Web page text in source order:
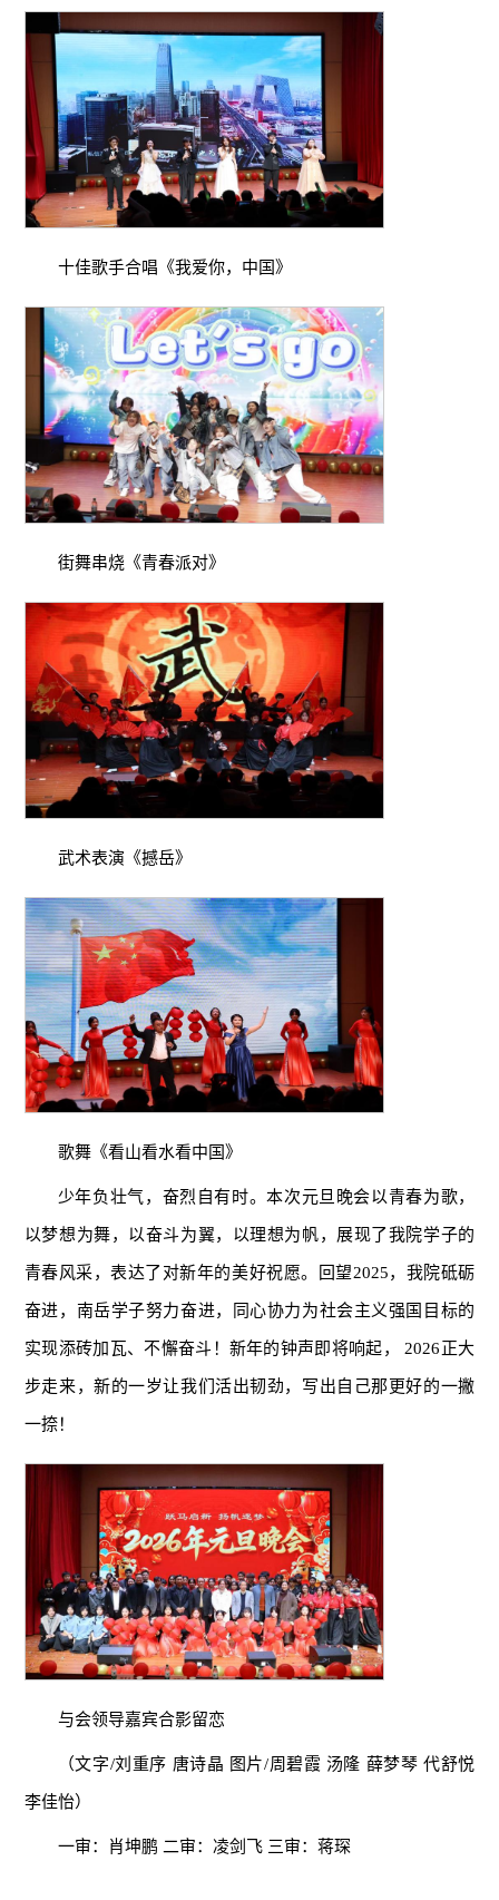
十佳歌手合唱《我爱你，中国》
街舞串烧《青春派对》
武术表演《撼岳》
歌舞《看山看水看中国》
少年负壮气，奋烈自有时。本次元旦晚会以青春为歌，
以梦想为舞，以奋斗为翼，以理想为帆，展现了我院学子的
青春风采，表达了对新年的美好祝愿。回望2025，我院砥砺
奋进，南岳学子努力奋进，同心协力为社会主义强国目标的
实现添砖加瓦、不懈奋斗！新年的钟声即将响起， 2026正大
步走来，新的一岁让我们活出韧劲，写出自己那更好的一撇
一捺！
与会领导嘉宾合影留恋
（文字/刘重序 唐诗晶 图片/周碧霞 汤隆 薛梦琴 代舒悦
李佳怡）
一审：肖坤鹏 二审：凌剑飞 三审：蒋琛